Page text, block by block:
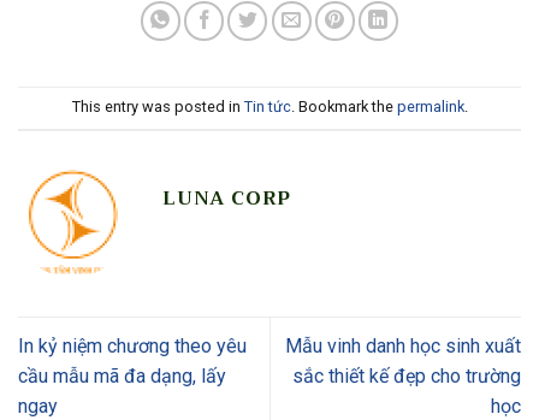
This entry was posted in Tin tức. Bookmark the permalink.
LUNA CORP
In kỷ niệm chương theo yêu
cầu mẫu mã đa dạng, lấy
ngay
Mẫu vinh danh học sinh xuất
sắc thiết kế đẹp cho trường
học